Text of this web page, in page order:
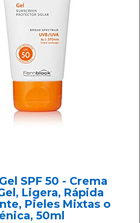
SPF 50 - Crema
Ligera, Rápida
Pieles Mixtas o
50ml